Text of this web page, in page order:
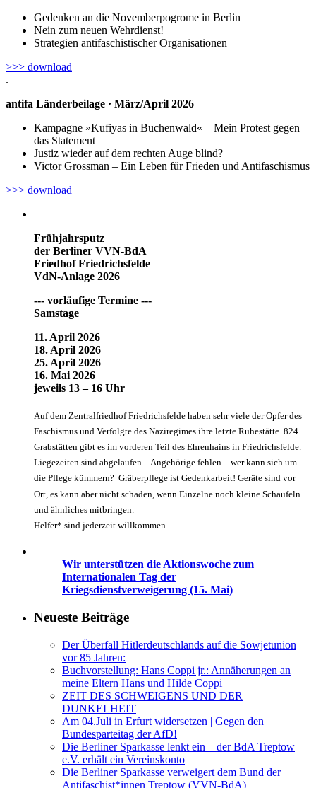
Gedenken an die Novemberpogrome in Berlin
Nein zum neuen Wehrdienst!
Strategien antifaschistischer Organisationen
>>> download
.
antifa Länderbeilage · März/April 2026
Kampagne »Kufiyas in Buchenwald« – Mein Protest gegen
das Statement
Justiz wieder auf dem rechten Auge blind?
Victor Grossman – Ein Leben für Frieden und Antifaschismus
>>> download
Frühjahrsputz
der Berliner VVN-BdA
Friedhof Friedrichsfelde
VdN-Anlage 2026
--- vorläufige Termine ---
Samstage
11. April 2026
18. April 2026
25. April 2026
16. Mai 2026
jeweils 13 – 16 Uhr
Auf dem Zentralfriedhof Friedrichsfelde haben sehr viele der Opfer des
Faschismus und Verfolgte des Naziregimes ihre letzte Ruhestätte. 824
Grabstätten gibt es im vorderen Teil des Ehrenhains in Friedrichsfelde.
Liegezeiten sind abgelaufen – Angehörige fehlen – wer kann sich um
die Pflege kümmern? Gräberpflege ist Gedenkarbeit! Geräte sind vor
Ort, es kann aber nicht schaden, wenn Einzelne noch kleine Schaufeln
und ähnliches mitbringen.
Helfer* sind jederzeit willkommen
Wir unterstützen die Aktionswoche zum
Internationalen Tag der
Kriegsdienstverweigerung (15. Mai)
Neueste Beiträge
Der Überfall Hitlerdeutschlands auf die Sowjetunion
vor 85 Jahren:
Buchvorstellung: Hans Coppi jr.: Annäherungen an
meine Eltern Hans und Hilde Coppi
ZEIT DES SCHWEIGENS UND DER
DUNKELHEIT
Am 04.Juli in Erfurt widersetzen | Gegen den
Bundesparteitag der AfD!
Die Berliner Sparkasse lenkt ein – der BdA Treptow
e.V. erhält ein Vereinskonto
Die Berliner Sparkasse verweigert dem Bund der
Antifaschist*innen Treptow (VVN-BdA)